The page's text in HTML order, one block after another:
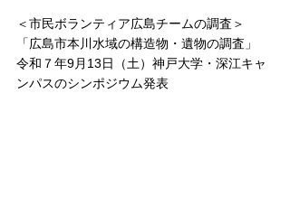
＜市民ボランティア広島チームの調査＞
「広島市本川水域の構造物・遺物の調査」
令和７年9月13日（土）神戸大学・深江キャ
ンパスのシンポジウム発表